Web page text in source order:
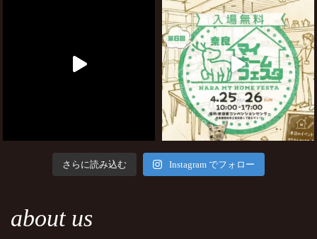
さらに読み込む Instagram でフォロー
about us